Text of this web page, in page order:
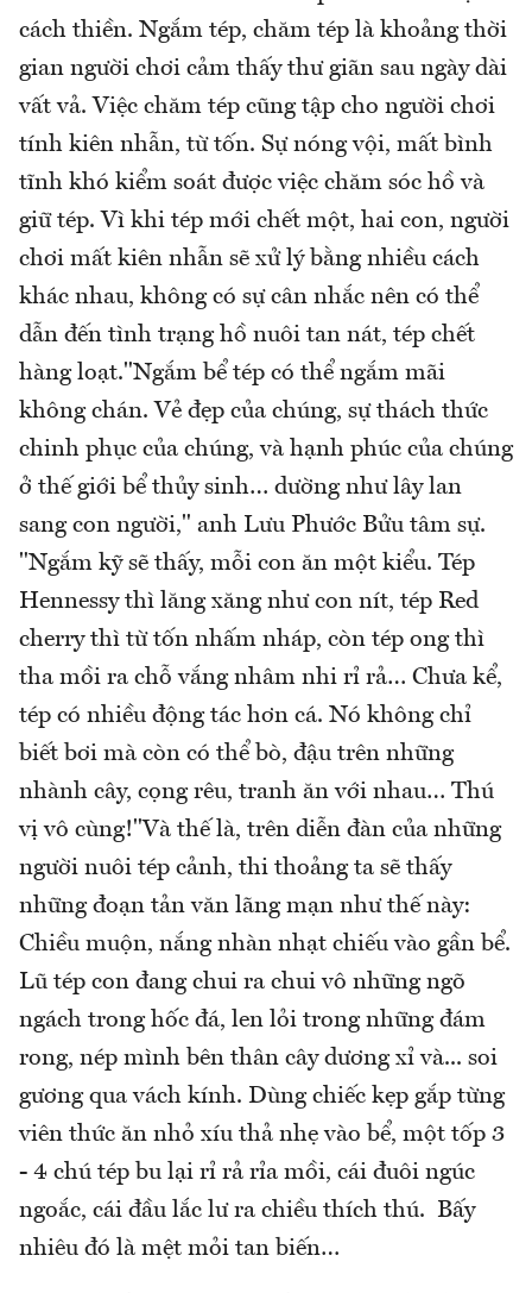
cách thiền. Ngắm tép, chăm tép là khoảng thời
gian người chơi cảm thấy thư giãn sau ngày dài
vất vả. Việc chăm tép cũng tập cho người chơi
tính kiên nhẫn, từ tốn. Sự nóng vội, mất bình
tĩnh khó kiểm soát được việc chăm sóc hồ và
giữ tép. Vì khi tép mới chết một, hai con, người
chơi mất kiên nhẫn sẽ xử lý bằng nhiều cách
khác nhau, không có sự cân nhắc nên có thể
dẫn đến tình trạng hồ nuôi tan nát, tép chết
hàng loạt."Ngắm bể tép có thể ngắm mãi
không chán. Vẻ đẹp của chúng, sự thách thức
chinh phục của chúng, và hạnh phúc của chúng
ở thế giới bể thủy sinh… dường như lây lan
sang con người," anh Lưu Phước Bửu tâm sự.
"Ngắm kỹ sẽ thấy, mỗi con ăn một kiểu. Tép
Hennessy thì lăng xăng như con nít, tép Red
cherry thì từ tốn nhấm nháp, còn tép ong thì
tha mồi ra chỗ vắng nhâm nhi rỉ rả… Chưa kể,
tép có nhiều động tác hơn cá. Nó không chỉ
biết bơi mà còn có thể bò, đậu trên những
nhành cây, cọng rêu, tranh ăn với nhau… Thú
vị vô cùng!"Và thế là, trên diễn đàn của những
người nuôi tép cảnh, thi thoảng ta sẽ thấy
những đoạn tản văn lãng mạn như thế này:
Chiều muộn, nắng nhàn nhạt chiếu vào gần bể.
Lũ tép con đang chui ra chui vô những ngõ
ngách trong hốc đá, len lỏi trong những đám
rong, nép mình bên thân cây dương xỉ và... soi
gương qua vách kính. Dùng chiếc kẹp gắp từng
viên thức ăn nhỏ xíu thả nhẹ vào bể, một tốp 3
- 4 chú tép bu lại rỉ rả rỉa mồi, cái đuôi ngúc
ngoắc, cái đầu lắc lư ra chiều thích thú. Bấy
nhiêu đó là mệt mỏi tan biến…